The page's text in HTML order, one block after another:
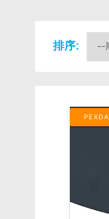
排序:
PEXDA